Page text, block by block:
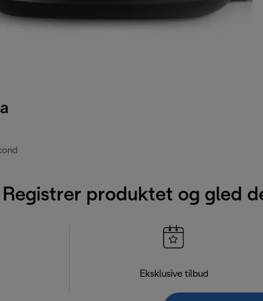
Registrer produktet og gled
Eksklusive tilbud